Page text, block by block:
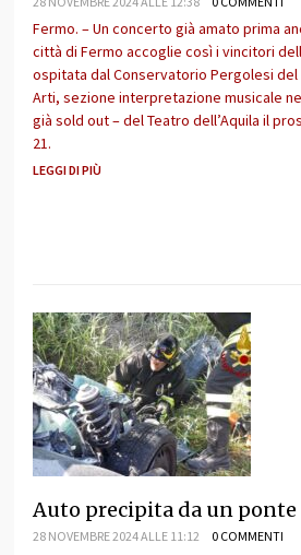
Fermo. – Un concerto già amato prima
città di Fermo accoglie così i vincitori
ospitata dal Conservatorio Pergolesi del
Arti, sezione interpretazione musicale
già sold out – del Teatro dell’Aquila il
21.
LEGGI DI PIÙ
Auto precipita da un ponte
28 NOVEMBRE 2024 ALLE 11:12 0 COMMENTI